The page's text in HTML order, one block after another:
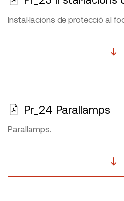
Instal·lacions de protecció al
Pr_24 Parallamps
Parallamps.